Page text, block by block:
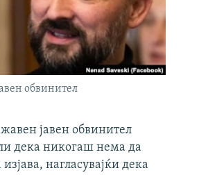
обвинител
јавен обвинител
дека никогаш нема да
нагласувајќи дека